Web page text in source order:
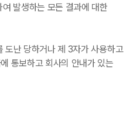
발생하는 모든 결과에 대한
도난 당하거나 제 3자가 사용하고
통보하고 회사의 안내가 있는